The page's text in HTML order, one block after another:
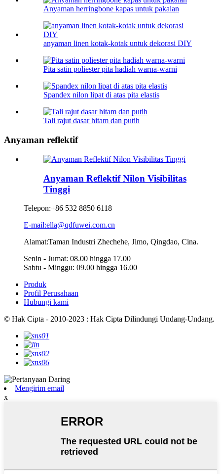
Anyaman herringbone kapas untuk pakaian
anyaman linen kotak-kotak untuk dekorasi DIY
Pita satin poliester pita hadiah warna-warni
Spandex nilon lipat di atas pita elastis
Tali rajut dasar hitam dan putih
Anyaman reflektif
Anyaman Reflektif Nilon Visibilitas
Tinggi
Telepon:+86 532 8850 6118
E-mail:ella@qdfuwei.com.cn
Alamat:Taman Industri Zhechehe, Jimo, Qingdao, Cina.
Senin - Jumat: 08.00 hingga 17.00
Sabtu - Minggu: 09.00 hingga 16.00
Produk
Profil Perusahaan
Hubungi kami
© Hak Cipta - 2010-2023 : Hak Cipta Dilindungi Undang-Undang.
Mengirim email
x